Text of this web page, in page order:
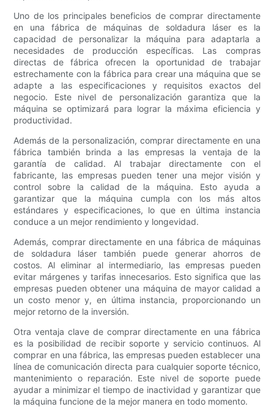
Uno de los principales beneficios de comprar directamente
en una fábrica de máquinas de soldadura láser es la
capacidad de personalizar la máquina para adaptarla a
necesidades de producción específicas. Las compras
directas de fábrica ofrecen la oportunidad de trabajar
estrechamente con la fábrica para crear una máquina que se
adapte a las especificaciones y requisitos exactos del
negocio. Este nivel de personalización garantiza que la
máquina se optimizará para lograr la máxima eficiencia y
productividad.
Además de la personalización, comprar directamente en una
fábrica también brinda a las empresas la ventaja de la
garantía de calidad. Al trabajar directamente con el
fabricante, las empresas pueden tener una mejor visión y
control sobre la calidad de la máquina. Esto ayuda a
garantizar que la máquina cumpla con los más altos
estándares y especificaciones, lo que en última instancia
conduce a un mejor rendimiento y longevidad.
Además, comprar directamente en una fábrica de máquinas
de soldadura láser también puede generar ahorros de
costos. Al eliminar al intermediario, las empresas pueden
evitar márgenes y tarifas innecesarios. Esto significa que las
empresas pueden obtener una máquina de mayor calidad a
un costo menor y, en última instancia, proporcionando un
mejor retorno de la inversión.
Otra ventaja clave de comprar directamente en una fábrica
es la posibilidad de recibir soporte y servicio continuos. Al
comprar en una fábrica, las empresas pueden establecer una
línea de comunicación directa para cualquier soporte técnico,
mantenimiento o reparación. Este nivel de soporte puede
ayudar a minimizar el tiempo de inactividad y garantizar que
la máquina funcione de la mejor manera en todo momento.